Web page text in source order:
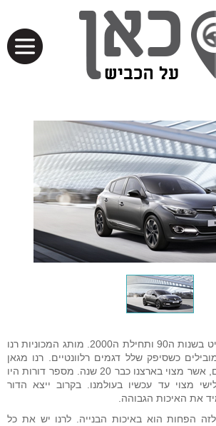
רכבים צרפתיים היו להיט בשנות ה90 ותחילת ה2000. מותג המכוניות רנו
כשסיפק שלל דגמים רלוונטיים. רנו מגאן
הוא אחד הוותיקים בהם, אשר מצוי בארצנו כבר 20 שנה. מספר דורות היו
מצוי עד עכשיו בעולמנו. בקרוב ייצא הדור
את האיכות הגבוהה.
הפחות הוא באיכות הבנייה. לרנו יש את כל